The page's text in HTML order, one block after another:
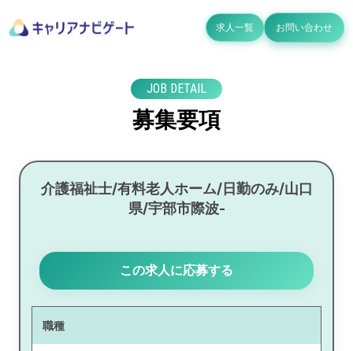
求人一覧 お問い合わせ
JOB DETAIL
募集要項
介護福祉士/有料老人ホーム/日勤のみ/山口
県/宇部市際波-
この求人に応募する
職種